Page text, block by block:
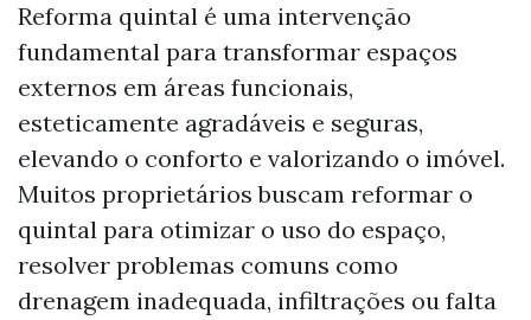
Reforma quintal é uma intervenção
fundamental para transformar espaços
externos em áreas funcionais,
esteticamente agradáveis e seguras,
elevando o conforto e valorizando o imóvel.
Muitos proprietários buscam reformar o
quintal para otimizar o uso do espaço,
resolver problemas comuns como
drenagem inadequada, infiltrações ou falta